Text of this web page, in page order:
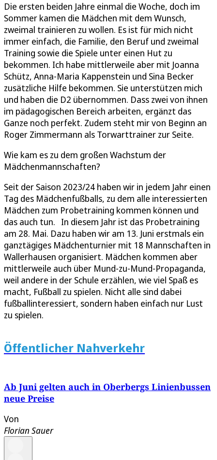
Die ersten beiden Jahre einmal die Woche, doch im
Sommer kamen die Mädchen mit dem Wunsch,
zweimal trainieren zu wollen. Es ist für mich nicht
immer einfach, die Familie, den Beruf und zweimal
Training sowie die Spiele unter einen Hut zu
bekommen. Ich habe mittlerweile aber mit Joanna
Schütz, Anna-Maria Kappenstein und Sina Becker
zusätzliche Hilfe bekommen. Sie unterstützen mich
und haben die D2 übernommen. Dass zwei von ihnen
im pädagogischen Bereich arbeiten, ergänzt das
Ganze noch perfekt. Zudem steht mir von Beginn an
Roger Zimmermann als Torwarttrainer zur Seite.
Wie kam es zu dem großen Wachstum der
Mädchenmannschaften?
Seit der Saison 2023/24 haben wir in jedem Jahr einen
Tag des Mädchenfußballs, zu dem alle interessierten
Mädchen zum Probetraining kommen können und
das auch tun. In diesem Jahr ist das Probetraining
am 28. Mai. Dazu haben wir am 13. Juni erstmals ein
ganztägiges Mädchenturnier mit 18 Mannschaften in
Wallerhausen organisiert. Mädchen kommen aber
mittlerweile auch über Mund-zu-Mund-Propaganda,
weil andere in der Schule erzählen, wie viel Spaß es
macht, Fußball zu spielen. Nicht alle sind dabei
fußballinteressiert, sondern haben einfach nur Lust
zu spielen.
Öffentlicher Nahverkehr
Ab Juni gelten auch in Oberbergs Linienbussen
neue Preise
Von
Florian Sauer